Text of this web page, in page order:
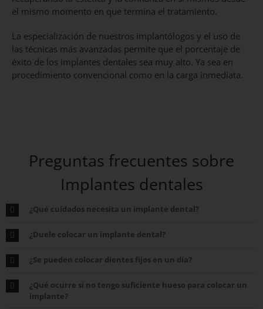
el mismo momento en que termina el tratamiento.
La especialización de nuestros implantólogos y el uso de
las técnicas más avanzadas permite que el porcentaje de
éxito de los implantes dentales sea muy alto. Ya sea en
procedimiento convencional como en la carga inmediata.
Preguntas frecuentes sobre
Implantes dentales
¿Qué cuidados necesita un implante dental?
¿Duele colocar un implante dental?
¿Se pueden colocar dientes fijos en un día?
¿Qué ocurre si no tengo suficiente hueso para colocar un
implante?